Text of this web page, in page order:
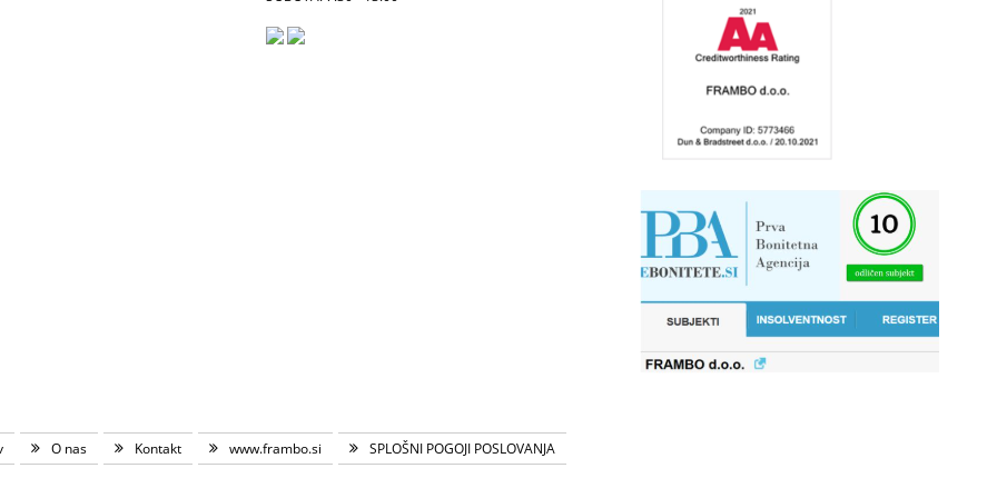
O nas Kontakt www.frambo.si SPLOŠNI POGOJI POSLOVANJA